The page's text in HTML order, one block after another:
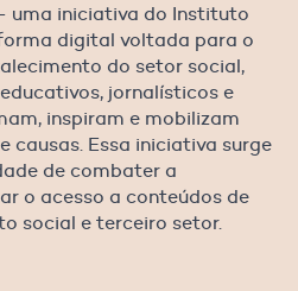
uma iniciativa do Instituto
digital voltada para o
do setor social,
jornalísticos e
inspiram e mobilizam
causas. Essa iniciativa surge
de combater a
o acesso a conteúdos de
social e terceiro setor.